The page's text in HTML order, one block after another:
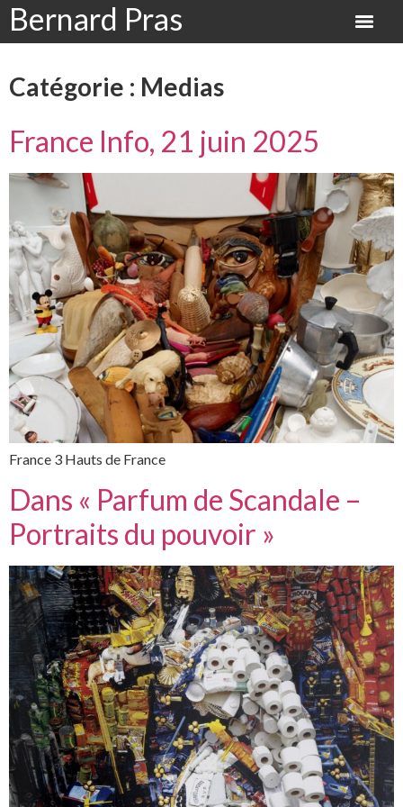
Bernard Pras
Catégorie : Medias
France Info, 21 juin 2025
France 3 Hauts de France
Dans « Parfum de Scandale –
Portraits du pouvoir »